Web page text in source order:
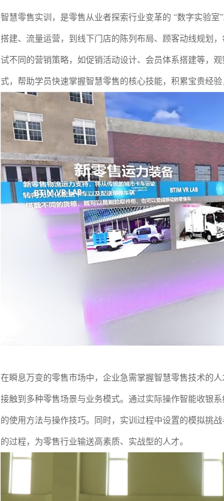
智慧零售实训，是零售从业者探索行业变革的 “数字实验
搭建、流量运营，到线下门店的陈列布局、顾客动线规划
试不同的营销策略，如促销活动设计、会员体系搭建等，
式，帮助学员快速掌握智慧零售的核心技能，积累宝贵经
在瞬息万变的零售市场中，企业急需掌握智慧零售技术的
接触到多种零售场景与业务模式。通过实际操作智能收银
的使用方法与操作技巧。同时，实训过程中设置的模拟挑
的过程，为零售行业输送高素质、实战型的人才。